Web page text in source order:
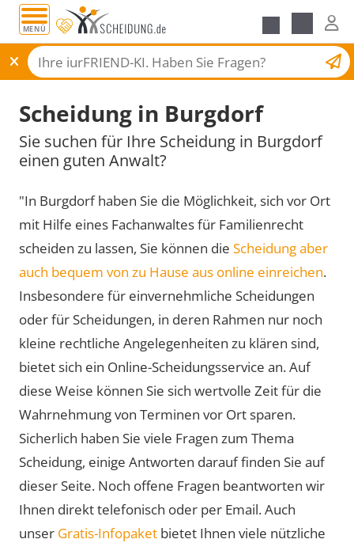
MENÜ
Scheidungsantrag
Scheidung in Burgdorf
Sie suchen für Ihre Scheidung in Burgdorf
einen guten Anwalt?
"In Burgdorf haben Sie die Möglichkeit, sich vor Ort
mit Hilfe eines Fachanwaltes für Familienrecht
scheiden zu lassen, Sie können die Scheidung aber
auch bequem von zu Hause aus online einreichen.
Insbesondere für einvernehmliche Scheidungen
oder für Scheidungen, in deren Rahmen nur noch
kleine rechtliche Angelegenheiten zu klären sind,
bietet sich ein Online-Scheidungsservice an. Auf
diese Weise können Sie sich wertvolle Zeit für die
Wahrnehmung von Terminen vor Ort sparen.
Sicherlich haben Sie viele Fragen zum Thema
Scheidung, einige Antworten darauf finden Sie auf
dieser Seite. Noch offene Fragen beantworten wir
Ihnen direkt telefonisch oder per Email. Auch
unser Gratis-Infopaket bietet Ihnen viele nützliche